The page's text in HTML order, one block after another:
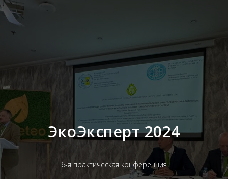
ЭкоЭксперт 2024
6-я практическая конференция